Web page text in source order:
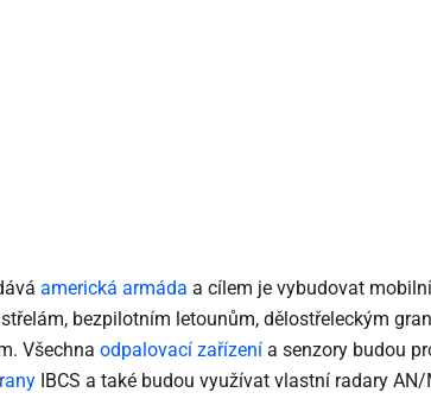
americká armáda a cílem je vybudovat
bezpilotním letounům, dělostřeleckým
Všechna odpalovací zařízení a senzory budou
IBCS a také budou využívat vlastní radary AN/